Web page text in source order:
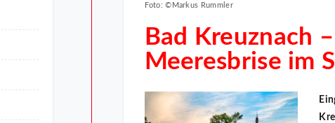
Foto: ©Markus Rummler
Bad Kreuznach –
Meeresbrise im